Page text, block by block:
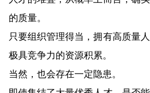
的质量。
只要组织管理得当，拥有高质量
极具竞争力的资源积累。
当然，也会存在一定隐患。